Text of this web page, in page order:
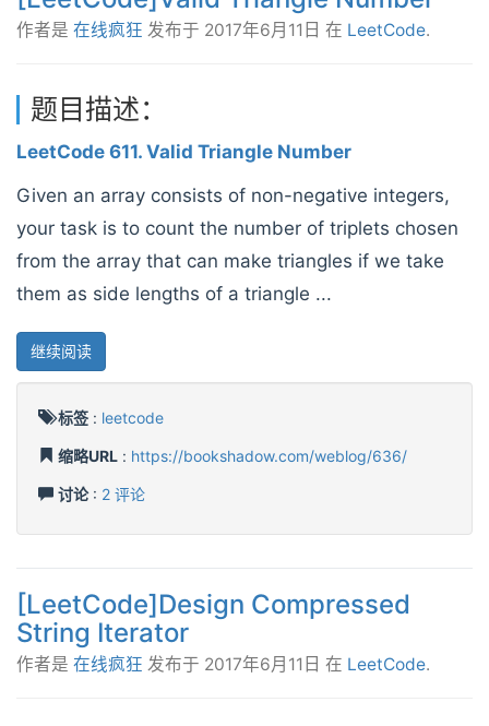
作者是 在线疯狂 发布于 2017年6月11日 在 LeetCode.
题目描述：
LeetCode 611. Valid Triangle Number
Given an array consists of non-negative integers,
your task is to count the number of triplets chosen
from the array that can make triangles if we take
them as side lengths of a triangle ...
继续阅读
标签 : leetcode
缩略URL : https://bookshadow.com/weblog/636/
讨论: 2 评论
[LeetCode]Design Compressed
String Iterator
作者是 在线疯狂 发布于 2017年6月11日 在 LeetCode.